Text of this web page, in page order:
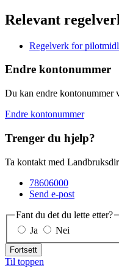
Relevant
Regelverk for
Endre kontonummer
Du kan endre kontonummer
Endre kontonummer
Trenger du hjelp?
Ta kontakt med
78606000
Send e-post
Fant du det du lette etter?
Ja
Nei
Fortsett
Til toppen